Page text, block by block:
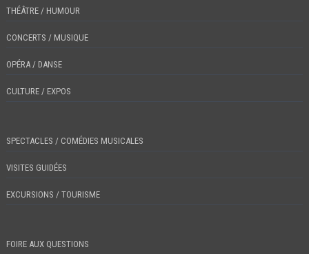
THÉÂTRE / HUMOUR
CONCERTS / MUSIQUE
OPÉRA / DANSE
CULTURE / EXPOS
SPECTACLES / COMÉDIES MUSICALES
VISITES GUIDÉES
EXCURSIONS / TOURISME
FOIRE AUX QUESTIONS